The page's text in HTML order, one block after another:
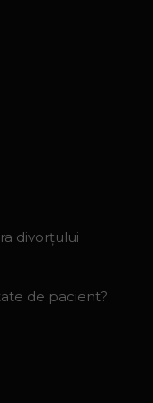
divorțului
de pacient?